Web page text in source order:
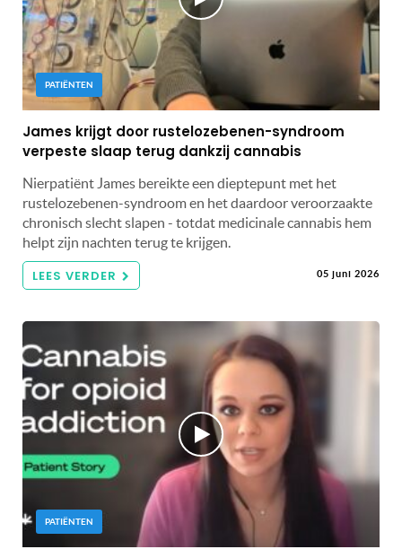
PATIËNTEN
James krijgt door rustelozebenen-syndroom
verpeste slaap terug dankzij cannabis
Nierpatiënt James bereikte een dieptepunt met het
rustelozebenen-syndroom en het daardoor veroorzaakte
chronisch slecht slapen - totdat medicinale cannabis hem
helpt zijn nachten terug te krijgen.
LEES VERDER 05 juni 2026
PATIËNTEN